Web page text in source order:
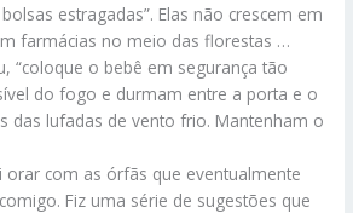
estragadas”. Elas não crescem em
farmácias no meio das florestas …
“coloque o bebê em segurança tão
do fogo e durmam entre a porta e o
das lufadas de vento frio. Mantenham o
orar com as órfãs que eventualmente
Fiz uma série de sugestões que